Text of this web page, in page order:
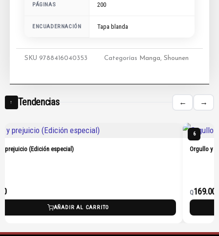
PÁGINAS 200
ENCUADERNACIÓN Tapa blanda
SKU 9788416040353 Categorías Manga Shounen
↑ Tendencias ← →
prejuicio (Edición especial)
AÑADIR AL CARRITO
6
Orgullo y
Q169.00